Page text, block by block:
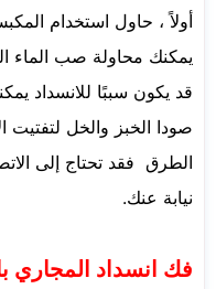
أولاً ، حاول استخدام
يمكنك محاولة صب الماء
قد يكون سببًا للانسداد
صودا الخبز والخل لتفتيت
الطرق فقد تحتاج إلى
نيابة عنك.
فك انسداد المجاري